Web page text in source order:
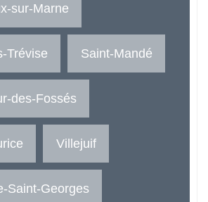
sur-Marne
Trévise Saint-Mandé
des-Fossés
Villejuif
Saint-Georges